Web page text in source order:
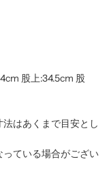
股上:34.5cm 股
はあくまで目安とし
ている場合がござい